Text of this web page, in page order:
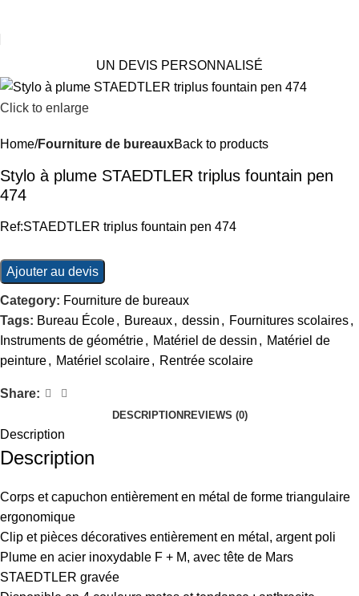
UN DEVIS PERSONNALISÉ
Click to enlarge
Home Fourniture de bureauxBack to products
Stylo à plume STAEDTLER triplus fountain pen
474
Ref:STAEDTLER triplus fountain pen 474
Ajouter au devis
Category: Fourniture de bureaux
Tags: Bureau École, Bureaux, dessin , Fournitures scolaires,
Instruments de géométrie, Matériel de dessin , Matériel de
peinture, Matériel scolaire, Rentrée scolaire
Share:
DESCRIPTION REVIEWS (0)
Description
Description
Corps et capuchon entièrement en métal de forme triangulaire
ergonomique
Clip et pièces décoratives entièrement en métal, argent poli
Plume en acier inoxydable F + M, avec tête de Mars
STAEDTLER gravée